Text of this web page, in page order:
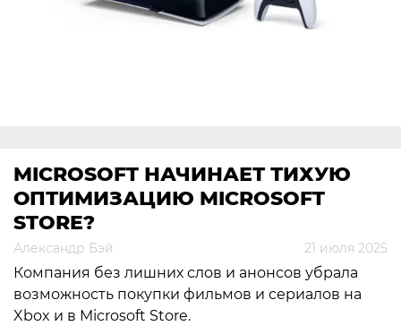
MICROSOFT НАЧИНАЕТ ТИХУЮ
ОПТИМИЗАЦИЮ MICROSOFT
STORE?
Александр Бэй 21 июля 2025
Компания без лишних слов и анонсов убрала
возможность покупки фильмов и сериалов на
Xbox и в Microsoft Store.